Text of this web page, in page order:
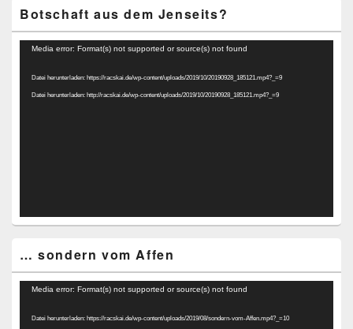
Botschaft aus dem Jenseits?
Video-
Media error: Format(s) not supported or source(s) not found
Datei herunterladen: https://racskai.de/wp-content/uploads/2019/10/20190928_185121.mp4?_=9
Datei herunterladen: http://racskai.de/wp-content/uploads/2019/10/20190928_185121.mp4?_=9
… sondern vom Affen
Video-
Media error: Format(s) not supported or source(s) not found
Datei herunterladen: https://racskai.de/wp-content/uploads/2019/08/sondern-vom-Affen.mp4?_=10